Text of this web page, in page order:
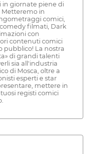
in giornate piene di
in
comici,
filmati, Dark
con
contenuti comici
pubblico! La nostra
di grandi talenti
sia all'industria
di Mosca, oltre a
esperti e star
mettere in
registi comici